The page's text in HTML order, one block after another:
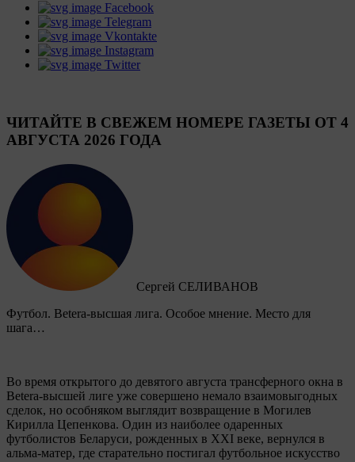
Facebook
Telegram
Vkontakte
Instagram
Twitter
ЧИТАЙТЕ В СВЕЖЕМ НОМЕРЕ ГАЗЕТЫ ОТ 4
АВГУСТА 2026 ГОДА
Сергей СЕЛИВАНОВ
Футбол. Betera-высшая лига. Особое мнение. Место для
шага…
Во время открытого до девятого августа трансферного окна в
Betera-высшей лиге уже совершено немало взаимовыгодных
сделок, но особняком выглядит возвращение в Могилев
Кирилла Цепенкова. Один из наиболее одаренных
футболистов Беларуси, рожденных в XXI веке, вернулся в
альма-матер, где старательно постигал футбольное искусство